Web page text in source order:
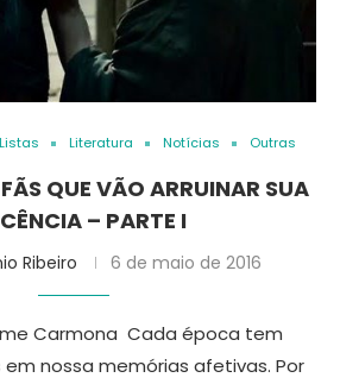
Listas Literatura Notícias Outras
QUE VÃO ARRUINAR SUA
– PARTE I
Ribeiro 6 de maio de 2016
Carmona Cada época tem
nossa memórias afetivas. Por